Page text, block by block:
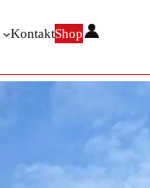
KontaktShop